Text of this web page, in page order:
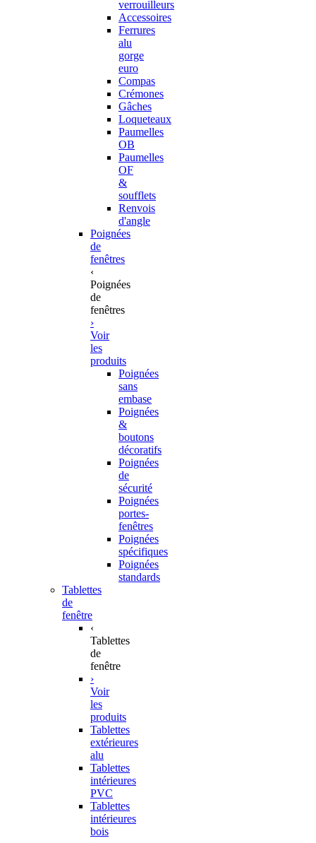
verrouilleurs
Accessoires
Ferrures
alu
gorge
euro
Compas
Crémones
Gâches
Loqueteaux
Paumelles
OB
Paumelles
OF
&
soufflets
Renvois
d'angle
Poignées
de
fenêtres
‹
Poignées
de
fenêtres
›
Voir
les
produits
Poignées
sans
embase
Poignées
&
boutons
décoratifs
Poignées
de
sécurité
Poignées
portes-
fenêtres
Poignées
spécifiques
Poignées
standards
Tablettes
de
fenêtre
‹
Tablettes
de
fenêtre
›
Voir
les
produits
Tablettes
extérieures
alu
Tablettes
intérieures
PVC
Tablettes
intérieures
bois